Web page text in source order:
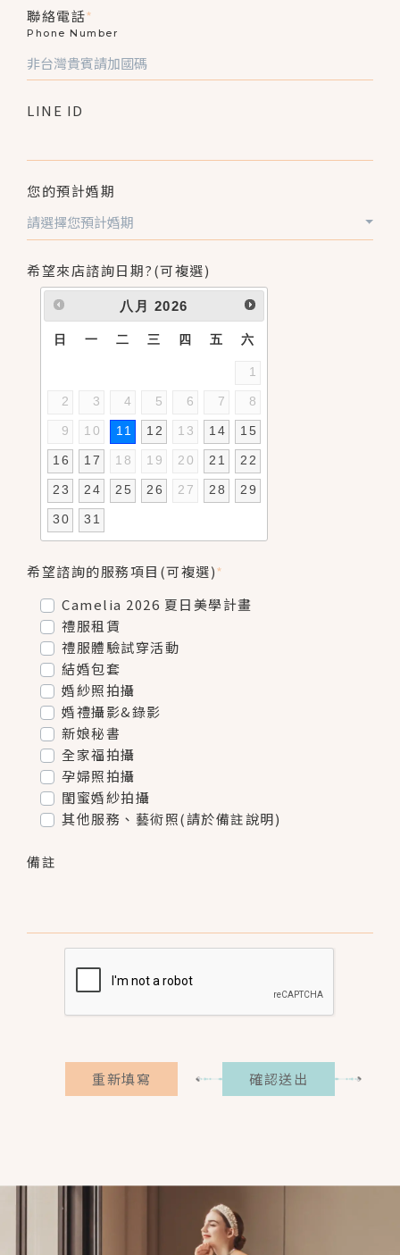
聯絡電話*
Phone Number
LINE ID
您的預計婚期
請選擇您預計婚期
希望來店諮詢日期?(可複選)
八月 2026
日 一 二 三 四 五 六
1
2 3 4 5 6 7 8
9 10 11 12 13 14 15
16 17 18 19 20 21 22
23 24 25 26 27 28 29
30 31
希望諮詢的服務項目(可複選)*
Camelia 2026 夏日美學計畫
禮服租賃
禮服體驗試穿活動
結婚包套
婚紗照拍攝
婚禮攝影&錄影
新娘秘書
全家福拍攝
孕婦照拍攝
閨蜜婚紗拍攝
其他服務、藝術照(請於備註說明)
備註
重新填寫 確認送出